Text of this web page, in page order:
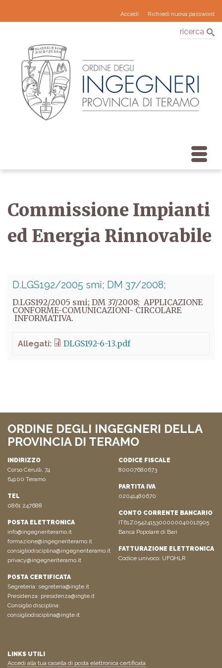
Accedi Richiedi nuova password
ricerca
Commissione Impianti
ed Energia Rinnovabile
D.LGS192/2005 smi; DM 37/2008;
D.LGS192/2005 smi; DM 37/2008; APPLICAZIONE
CONFORME-COMUNICAZIONI- CIRCOLARE
INFORMATIVA.
Allegati: DLGS192-6-13.pdf
ORDINE DEGLI INGEGNERI DELLA
PROVINCIA DI TERAMO
INDIRIZZO
Corso Cerulli, 74
64100 Teramo
TEL
0861 247688
POSTA ELETTRONICA
info@ingegneriteramo.it
formazione@ingegneriteramo.it
consigliodisciplina@ingegneriteramo.it
privacy@ingegneriteramo.it
POSTA CERTIFICATA
Segreteria: segreteria@ingte.it
Presidenza: presidenza@ingte.it
Consiglio disciplina:
consigliodisciplina@ingte.it
CODICE FISCALE
80007680673
PARTITA IVA
02041480670
CONTO CORRENTE BANCARIO
IT61Z0542415300000040012905
Banca Popolare di Bari
FATTURAZIONE ELETTRONICA
Codice univoco: UFQHLR
LINKS UTILI
Accedi alla tua casella di posta elettronica certificata